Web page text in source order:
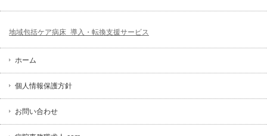
地域包括ケア病床 導入・転換支援サービス
ホーム
個人情報保護方針
お問い合わせ